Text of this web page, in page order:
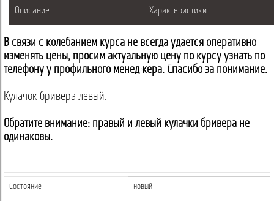
Описание Характеристики
В связи с колебанием курса не всегда удается оперативно
изменять цены, просим актуальную цену по курсу узнать по
телефону у профильного менеджера. Спасибо за понимание.
Кулачок бривера левый.
Обратите внимание: правый и левый кулачки бривера не
одинаковы.
Состояние новый